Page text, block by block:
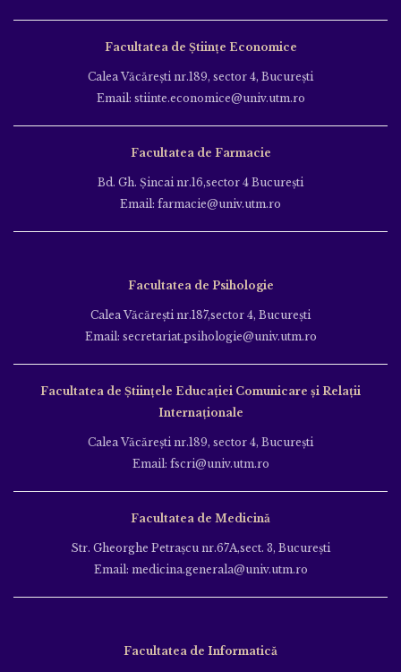
Facultatea de Științe Economice
Calea Văcăreşti nr.189, sector 4, Bucureşti
Email: stiinte.economice@univ.utm.ro
Facultatea de Farmacie
Bd. Gh. Şincai nr.16,sector 4 Bucureşti
Email: farmacie@univ.utm.ro
Facultatea de Psihologie
Calea Văcăreşti nr.187,sector 4, Bucureşti
Email: secretariat.psihologie@univ.utm.ro
Facultatea de Ştiinţele Educației Comunicare și Relații
Internaționale
Calea Văcăreşti nr.189, sector 4, Bucureşti
Email: fscri@univ.utm.ro
Facultatea de Medicină
Str. Gheorghe Petraşcu nr.67A,sect. 3, Bucureşti
Email: medicina.generala@univ.utm.ro
Facultatea de Informatică